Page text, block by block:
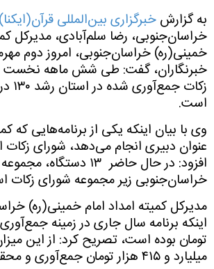
به گزارش خبرگزاری بین‌المللی قرآن(ایکنا)
خراسان‌جنوبی، رضا سلم‌آبادی، مدیرکل
خمینی(ره) خراسان‌جنوبی، امروز دوم
خبرنگاران، گفت: طی شش ماهه نخست
زکات جمع‌آوری شده در استان رشد ۱۳۰
است.
وی با بیان اینکه یکی از برنامه‌هایی که
عنوان دبیری انجام می‌دهد، شورای
افزود: در حال حاضر ۱۳ دستگاه، مجموعه
خراسان‌جنوبی زیر مجموعه شورای زکات
مدیرکل کمیته امداد امام خمینی(ره)
اینکه برنامه سال جاری در زمینه
تومان بوده است، تصریح کرد: از این
میلیارد و۴۱۵ هزار تومان جمع‌آوری و